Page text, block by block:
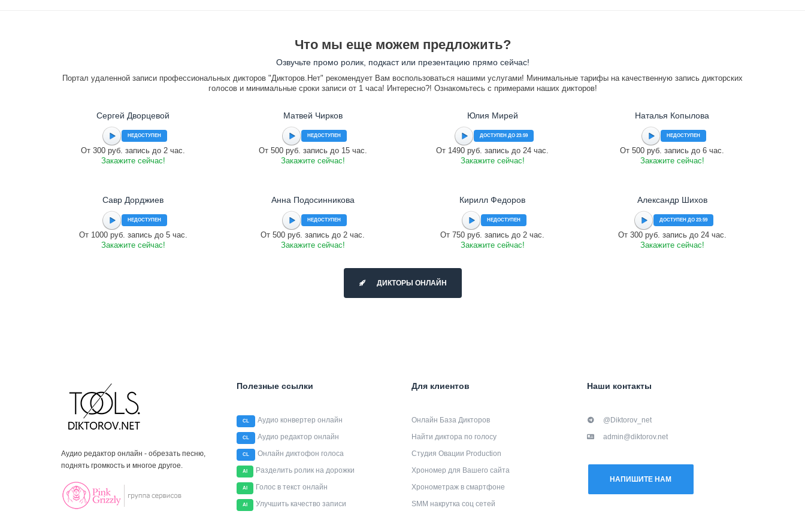
Что мы еще можем предложить?
Озвучьте промо ролик, подкаст или презентацию прямо сейчас!
Портал удаленной записи профессиональных дикторов "Дикторов.Нет" рекомендует Вам воспользоваться нашими услугами! Минимальные тарифы на качественную запись дикторских
голосов и минимальные сроки записи от 1 часа! Интересно?! Ознакомьтесь с примерами наших дикторов!
Сергей Дворцевой
НЕДОСТУПЕН
От 300 руб. запись до 2 час.
Закажите сейчас!
Матвей Чирков
НЕДОСТУПЕН
От 500 руб. запись до 15 час.
Закажите сейчас!
Юлия Мирей
ДОСТУПЕН ДО 23:59
От 1490 руб. запись до 24 час.
Закажите сейчас!
Наталья Копылова
НЕДОСТУПЕН
От 500 руб. запись до 6 час.
Закажите сейчас!
Савр Дорджиев
НЕДОСТУПЕН
От 1000 руб. запись до 5 час.
Закажите сейчас!
Анна Подосинникова
НЕДОСТУПЕН
От 500 руб. запись до 2 час.
Закажите сейчас!
Кирилл Федоров
НЕДОСТУПЕН
От 750 руб. запись до 2 час.
Закажите сейчас!
Александр Шихов
ДОСТУПЕН ДО 23:59
От 300 руб. запись до 24 час.
Закажите сейчас!
ДИКТОРЫ ОНЛАЙН
Аудио редактор онлайн - обрезать песню,
поднять громкость и многое другое.
Полезные ссылки
CL Аудио конвертер онлайн
CL Аудио редактор онлайн
CL Онлайн диктофон голоса
AI Разделить ролик на дорожки
AI Голос в текст онлайн
AI Улучшить качество записи
Для клиентов
Онлайн База Дикторов
Найти диктора по голосу
Студия Овации Production
Хрономер для Вашего сайта
Хронометраж в смартфоне
SMM накрутка соц сетей
Наши контакты
@Diktorov_net
admin@diktorov.net
НАПИШИТЕ НАМ